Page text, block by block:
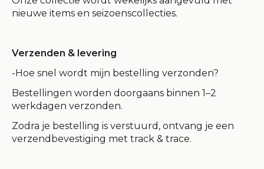
nieuwe items en seizoenscollecties.
Verzenden & levering
-Hoe snel wordt mijn bestelling verzonden?
Bestellingen worden doorgaans binnen 1–2
werkdagen verzonden.
Zodra je bestelling is verstuurd, ontvang je een
verzendbevestiging met track & trace.